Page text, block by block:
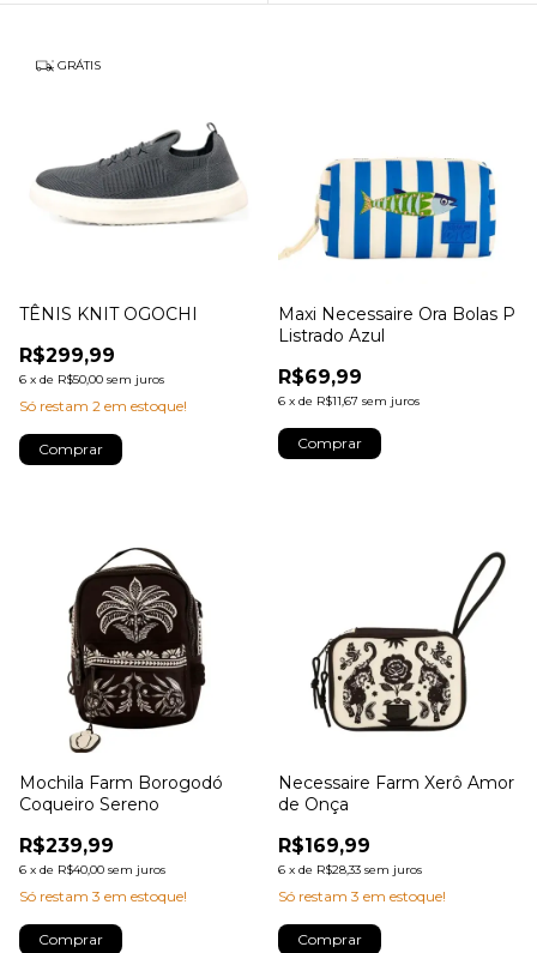
GRÁTIS
TÊNIS KNIT OGOCHI
R$299,99
6 x de R$50,00 sem juros
Só restam 2 em estoque!
Comprar
Maxi Necessaire Ora Bolas P
Listrado Azul
R$69,99
6 x de R$11,67 sem juros
Mochila Farm Borogodó
Coqueiro Sereno
R$239,99
6 x de R$40,00 sem juros
Só restam 3 em estoque!
Necessaire Farm Xerô Amor
de Onça
R$169,99
6 x de R$28,33 sem juros
Só restam 3 em estoque!